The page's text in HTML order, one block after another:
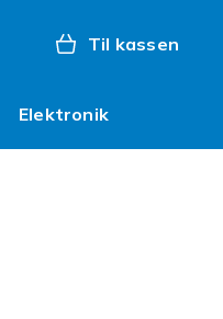
Til kassen
Elektronik